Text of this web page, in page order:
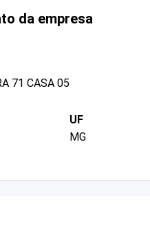
da empresa
71 CASA 05
UF
MG